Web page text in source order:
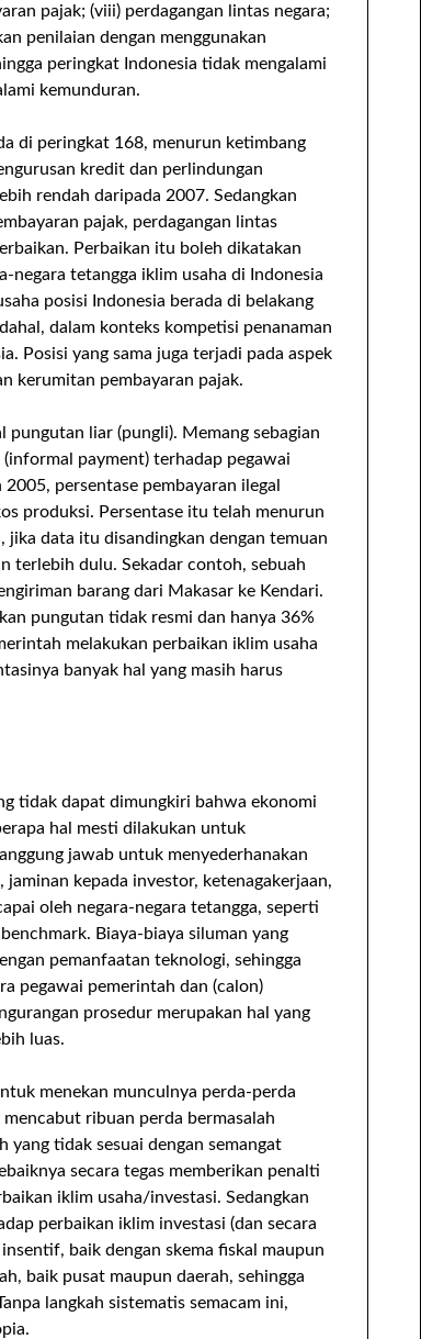
pajak; (viii) perdagangan lintas negara;
penilaian dengan menggunakan
peringkat Indonesia tidak mengalami
kemunduran.
di peringkat 168, menurun ketimbang
kredit dan perlindungan
rendah daripada 2007. Sedangkan
pajak, perdagangan lintas
Perbaikan itu boleh dikatakan
negara tetangga iklim usaha di Indonesia
posisi Indonesia berada di belakang
dalam konteks kompetisi penanaman
Posisi yang sama juga terjadi pada aspek
kerumitan pembayaran pajak.
liar (pungli). Memang sebagian
payment) terhadap pegawai
persentase pembayaran ilegal
produksi. Persentase itu telah menurun
jika data itu disandingkan dengan temuan
terlebih dulu. Sekadar contoh, sebuah
barang dari Makasar ke Kendari.
pungutan tidak resmi dan hanya 36%
melakukan perbaikan iklim usaha
banyak hal yang masih harus
tidak dapat dimungkiri bahwa ekonomi
hal mesti dilakukan untuk
jawab untuk menyederhanakan
kepada investor, ketenagakerjaan,
oleh negara-negara tetangga, seperti
Biaya-biaya siluman yang
pemanfaatan teknologi, sehingga
pegawai pemerintah dan (calon)
prosedur merupakan hal yang
luas.
menekan munculnya perda-perda
ribuan perda bermasalah
yang tidak sesuai dengan semangat
secara tegas memberikan penalti
iklim usaha/investasi. Sedangkan
perbaikan iklim investasi (dan secara
baik dengan skema fiskal maupun
baik pusat maupun daerah, sehingga
langkah sistematis semacam ini,